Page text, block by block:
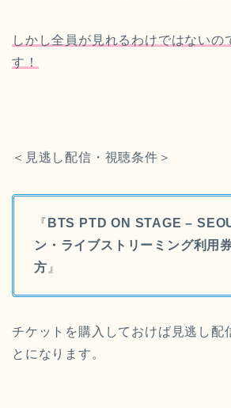
しかし全員が見れるわけではないの
す！
＜見逃し配信・視聴条件＞
『 BTS PTD ON STAGE –
ン・ライブストリーミング利用
方 』
チケットを購入しておけば見逃し配
とになります。